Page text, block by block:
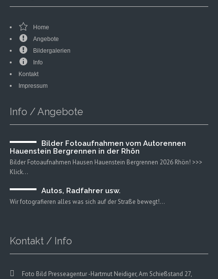
Home
Angebote
Bildergalerien
Info
Kontakt
Impressum
Info / Angebote
Bilder Fotoaufnahmen vom Autorennen
Hauenstein Bergrennen in der Rhön
Bilder Fotoaufnahmen Hausen Hauenstein Bergrennen 2026 Rhön! >>>
Klick…
Autos, Radfahrer usw.
Wir fotografieren alles was sich auf der Straße bewegt!…
Kontakt / Info
Foto Bild Presseagentur -Hartmut Neidiger, Am Schießstand 27,